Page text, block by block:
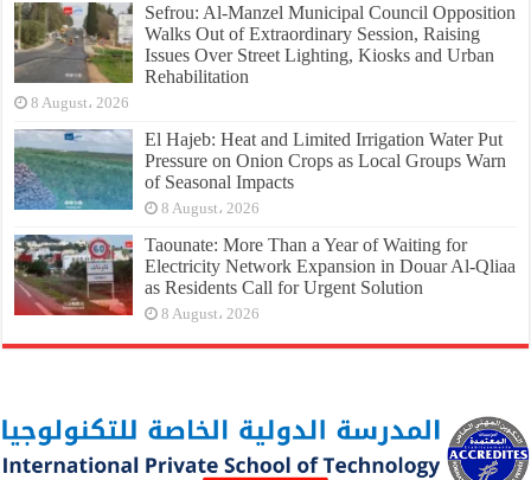
Sefrou: Al-Manzel Municipal Council Opposition
Walks Out of Extraordinary Session, Raising
Issues Over Street Lighting, Kiosks and Urban
Rehabilitation
8 August، 2026
El Hajeb: Heat and Limited Irrigation Water Put
Pressure on Onion Crops as Local Groups Warn
of Seasonal Impacts
8 August، 2026
Taounate: More Than a Year of Waiting for
Electricity Network Expansion in Douar Al-Qliaa
as Residents Call for Urgent Solution
8 August، 2026